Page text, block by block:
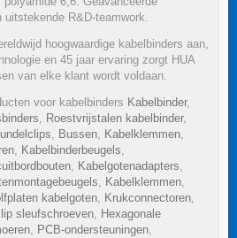
R&D-teamwork.
hoogwaardige kabelbinders aan,
en 45 jaar ervaring zorgt HUA
van elke klant wordt voldaan.
voor kabelbinders Kabelbinder,
, Roestvrijstalen kabelbinder,
, Bussen, Kabelklemmen,
, Kabelbinderbeugels,
, Kabelgotenadapters,
, Kabelklemmen,
kabelgoten, Krukconnectoren,
sleufschroeven, Hexagonale
, PCB-ondersteuningen,